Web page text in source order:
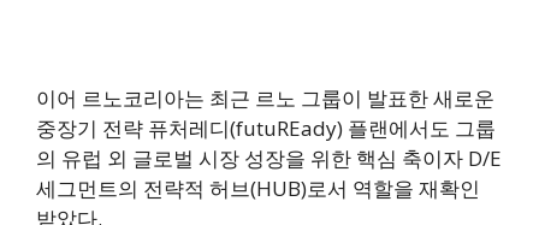
이어 르노코리아는 최근 르노 그룹이 발표한 새로운
중장기 전략 퓨처레디(futuREady) 플랜에서도 그룹
의 유럽 외 글로벌 시장 성장을 위한 핵심 축이자 D/E
세그먼트의 전략적 허브(HUB)로서 역할을 재확인
받았다.